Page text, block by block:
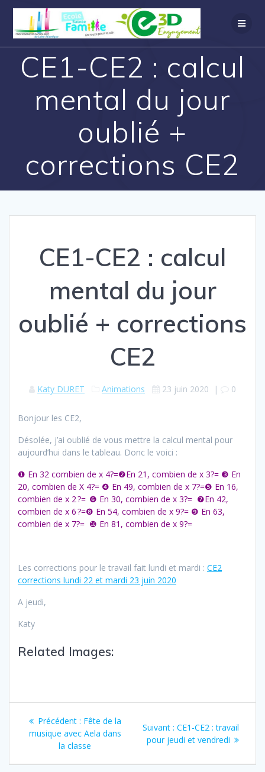
CE1-CE2 : calcul
mental du jour
oublié +
corrections CE2
CE1-CE2 : calcul
mental du jour
oublié + corrections
CE2
Katy DURET Animations 23 juin 2020 | 0
Bonjour les CE2,
Désolée, j’ai oublié de vous mettre la calcul mental pour
aujourd’hui dans le tableau. Donc le voici :
❶ En 32 combien de x 4?=❷En 21, combien de x 3?= ❸ En
20, combien de X 4?= ❹ En 49, combien de x 7?=❺ En 16,
combien de x 2 ?= ❻ En 30, combien de x 3?= ❼En 42,
combien de x 6 ?=❽ En 54, combien de x 9?= ❾ En 63,
combien de x 7?= ❿ En 81, combien de x 9?=
Les corrections pour le travail fait lundi et mardi : CE2
corrections lundi 22 et mardi 23 juin 2020
A jeudi,
Katy
Related Images:
Précédent : Fête de la
musique avec Aela dans
la classe
Suivant : CE1-CE2 : travail
pour jeudi et vendredi